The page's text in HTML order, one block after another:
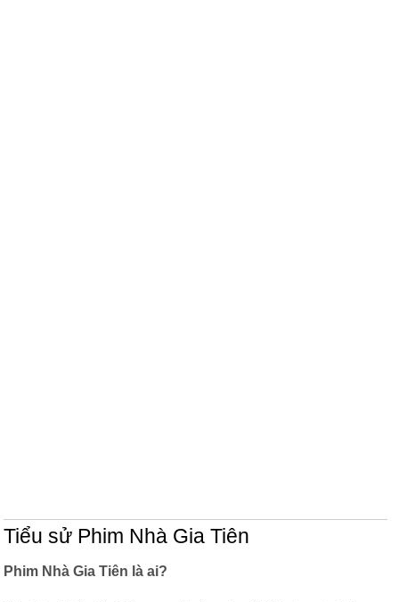
Tiểu sử Phim Nhà Gia Tiên
Phim Nhà Gia Tiên là ai?